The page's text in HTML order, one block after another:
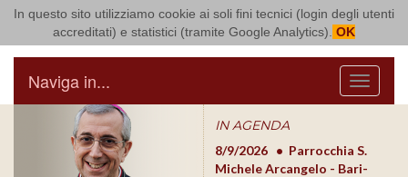
In questo sito utilizziamo cookie ai soli fini tecnici (login degli utenti
accreditati) e statistici (tramite Google Analytics). OK
Arcidiocesi di Bari Bitonto
Menu
Naviga in...
IN AGENDA
8/17/2026
Conversano
Conferenza Episcopale
8/9/2026
Parrocchia S.
Michele Arcangelo - Bari-